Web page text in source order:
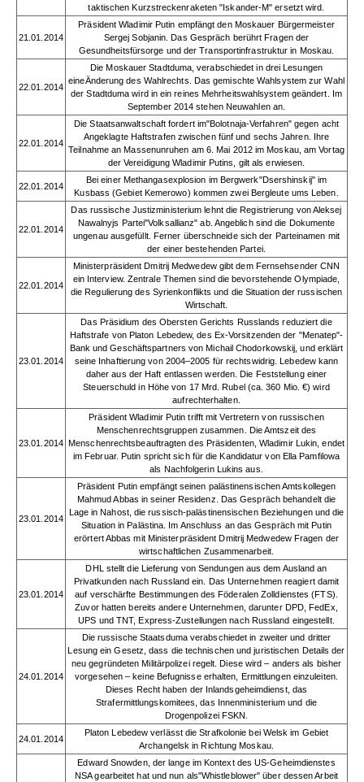
taktischen Kurzstreckenraketen "Iskander-M" ersetzt wird.
21.01.2014
Präsident Wladimir Putin empfängt den Moskauer Bürgermeister
Sergej Sobjanin. Das Gespräch berührt Fragen der
Gesundheitsfürsorge und der Transportinfrastruktur in Moskau.
22.01.2014
Die Moskauer Stadtduma, verabschiedet in drei Lesungen
eineÄnderung des Wahlrechts. Das gemischte Wahlsystem zur Wahl
der Stadtduma wird in ein reines Mehrheitswahlsystem geändert. Im
September 2014 stehen Neuwahlen an.
22.01.2014
Die Staatsanwaltschaft fordert im"Bolotnaja-Verfahren" gegen acht
Angeklagte Haftstrafen zwischen fünf und sechs Jahren. Ihre
Teilnahme an Massenunruhen am 6. Mai 2012 im Moskau, am Vortag
der Vereidigung Wladimir Putins, gilt als erwiesen.
22.01.2014
Bei einer Methangasexplosion im Bergwerk"Dsershinskij" im
Kusbass (Gebiet Kemerowo) kommen zwei Bergleute ums Leben.
22.01.2014
Das russische Justizministerium lehnt die Registrierung von Aleksej
Nawalnyjs Partei"Volksallianz" ab. Angeblich sind die Dokumente
ungenau ausgefüllt. Ferner überschneide sich der Parteinamen mit
der einer bestehenden Partei.
22.01.2014
Ministerpräsident Dmitrij Medwedew gibt dem Fernsehsender CNN
ein Interview. Zentrale Themen sind die bevorstehende Olympiade,
die Regulierung des Syrienkonflikts und die Situation der russischen
Wirtschaft.
23.01.2014
Das Präsidium des Obersten Gerichts Russlands reduziert die
Haftstrafe von Platon Lebedew, des Ex-Vorsitzenden der "Menatep"-
Bank und Geschäftspartners von Michail Chodorkowskij, und erklärt
seine Inhaftierung von 2004–2005 für rechtswidrig. Lebedew kann
daher aus der Haft entlassen werden. Die Feststellung einer
Steuerschuld in Höhe von 17 Mrd. Rubel (ca. 360 Mio. €) wird
aufrechterhalten.
23.01.2014
Präsident Wladimir Putin trifft mit Vertretern von russischen
Menschenrechtsgruppen zusammen. Die Amtszeit des
Menschenrechtsbeauftragten des Präsidenten, Wladimir Lukin, endet
im Februar. Putin spricht sich für die Kandidatur von Ella Pamfilowa
als Nachfolgerin Lukins aus.
23.01.2014
Präsident Putin empfängt seinen palästinensischen Amtskollegen
Mahmud Abbas in seiner Residenz. Das Gespräch behandelt die
Lage in Nahost, die russisch-palästinensischen Beziehungen und die
Situation in Palästina. Im Anschluss an das Gespräch mit Putin
erörtert Abbas mit Ministerpräsident Dmitrij Medwedew Fragen der
wirtschaftlichen Zusammenarbeit.
23.01.2014
DHL stellt die Lieferung von Sendungen aus dem Ausland an
Privatkunden nach Russland ein. Das Unternehmen reagiert damit
auf verschärfte Bestimmungen des Föderalen Zolldienstes (FTS).
Zuvor hatten bereits andere Unternehmen, darunter DPD, FedEx,
UPS und TNT, Express-Zustellungen nach Russland eingestellt.
24.01.2014
Die russische Staatsduma verabschiedet in zweiter und dritter
Lesung ein Gesetz, dass die technischen und juristischen Details der
neu gegründeten Militärpolizei regelt. Diese wird – anders als bisher
vorgesehen – keine Befugnisse erhalten, Ermittlungen einzuleiten.
Dieses Recht haben der Inlandsgeheimdienst, das
Strafermittlungskomitees, das Innenministerium und die
Drogenpolizei FSKN.
24.01.2014
Platon Lebedew verlässt die Strafkolonie bei Welsk im Gebiet
Archangelsk in Richtung Moskau.
Edward Snowden, der lange im Kontext des US-Geheimdienstes
NSA gearbeitet hat und nun als"Whistleblower" über dessen Arbeit